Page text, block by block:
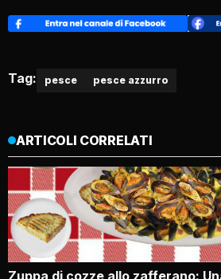
Tag: pesce pesce azzurro
ARTICOLI CORRELATI
Zuppa di cozze allo zafferano: